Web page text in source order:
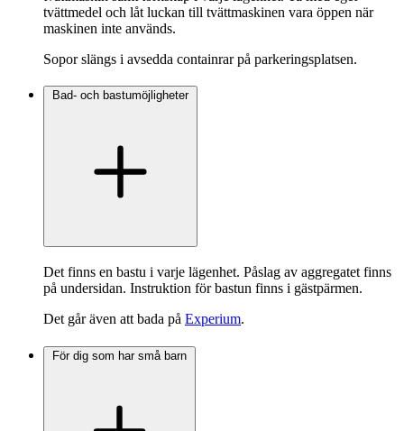
tvättmedel och låt luckan till tvättmaskinen vara öppen när
maskinen inte används.
Sopor slängs i avsedda containrar på parkeringsplatsen.
Bad- och bastumöjligheter
Det finns en bastu i varje lägenhet. Påslag av aggregatet finns
på undersidan. Instruktion för bastun finns i gästpärmen.
Det går även att bada på Experium.
För dig som har små barn